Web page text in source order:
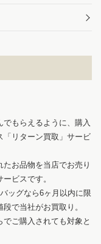
もらえるように、購入
「リターン買取」サービ
お品物を当店でお売り
ビスです。
ッグなら6ヶ月以内に限
で当社がお買取り。
ご購入されても対象と